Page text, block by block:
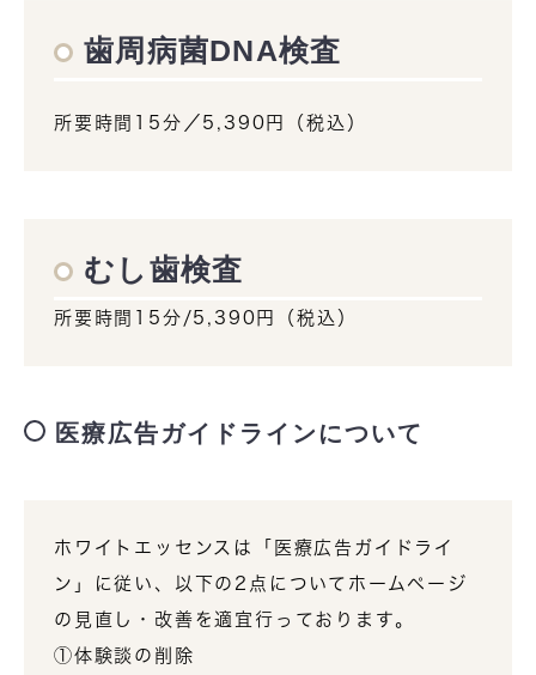
歯周病菌DNA検査
所要時間15分／5,390円（税込）
むし歯検査
所要時間15分/5,390円（税込）
医療広告ガイドラインについて
ホワイトエッセンスは「医療広告ガイドライ
ン」に従い、以下の2点についてホームページ
の見直し・改善を適宜行っております。
①体験談の削除